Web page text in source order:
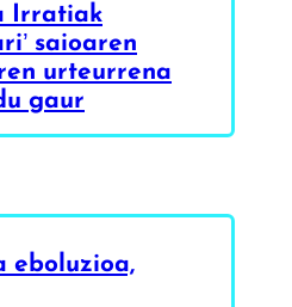
Irratiak
saioaren
urteurrena
gaur
eboluzioa,